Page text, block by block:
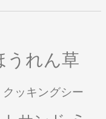
うれん草
クッキングシー